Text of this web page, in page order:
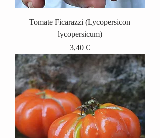
Tomate Ficarazzi (Lycopersicon
lycopersicum)
Prix
3,40 €